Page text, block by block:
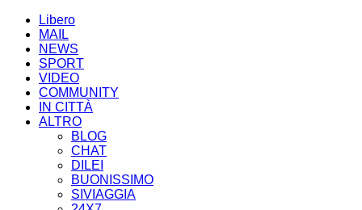
Libero
MAIL
NEWS
SPORT
VIDEO
COMMUNITY
IN CITTÀ
ALTRO
BLOG
CHAT
DILEI
BUONISSIMO
SIVIAGGIA